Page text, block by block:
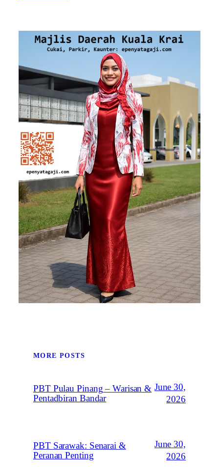
MORE POSTS
PBT Pulau Pinang – Warisan &
Pentadbiran Bandar
June 30,
2026
PBT Sarawak: Senarai &
Peranan Penting
June 30,
2026